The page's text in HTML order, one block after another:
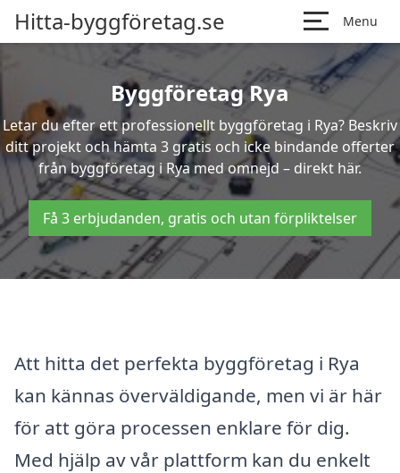
Hitta-byggföretag.se Menu
Byggföretag Rya
Letar du efter ett professionellt byggföretag i Rya? Beskriv
ditt projekt och hämta 3 gratis och icke bindande offerter
från byggföretag i Rya med omnejd – direkt här.
Få 3 erbjudanden, gratis och utan förpliktelser
Att hitta det perfekta byggföretag i Rya
kan kännas överväldigande, men vi är här
för att göra processen enklare för dig.
Med hjälp av vår plattform kan du enkelt